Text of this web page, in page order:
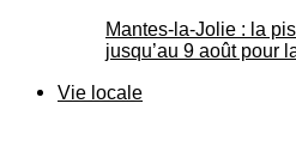
Mantes-la-Jolie : la
jusqu’au 9 août pour
Vie locale